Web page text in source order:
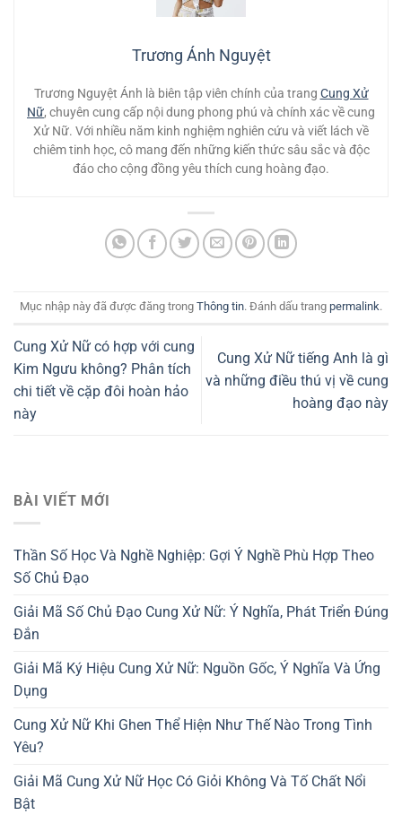
Trương Ánh Nguyệt
Trương Nguyệt Ánh là biên tập viên chính của trang Cung Xử
Nữ, chuyên cung cấp nội dung phong phú và chính xác về cung
Xử Nữ. Với nhiều năm kinh nghiệm nghiên cứu và viết lách về
chiêm tinh học, cô mang đến những kiến thức sâu sắc và độc
đáo cho cộng đồng yêu thích cung hoàng đạo.
Mục nhập này đã được đăng trong Thông tin. Đánh dấu trang permalink.
Cung Xử Nữ có hợp với cung
Kim Ngưu không? Phân tích
chi tiết về cặp đôi hoàn hảo
này
Cung Xử Nữ tiếng Anh là gì
và những điều thú vị về cung
hoàng đạo này
BÀI VIẾT MỚI
Thần Số Học Và Nghề Nghiệp: Gợi Ý Nghề Phù Hợp Theo
Số Chủ Đạo
Giải Mã Số Chủ Đạo Cung Xử Nữ: Ý Nghĩa, Phát Triển Đúng
Đắn
Giải Mã Ký Hiệu Cung Xử Nữ: Nguồn Gốc, Ý Nghĩa Và Ứng
Dụng
Cung Xử Nữ Khi Ghen Thể Hiện Như Thế Nào Trong Tình
Yêu?
Giải Mã Cung Xử Nữ Học Có Giỏi Không Và Tố Chất Nổi
Bật